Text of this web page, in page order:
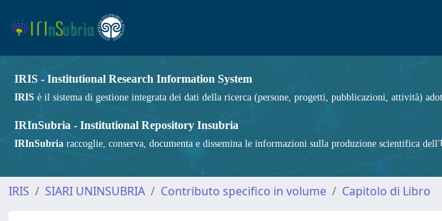
IRIS - Institutional Research Information System
IRIS è il sistema di gestione integrata dei dati della ricerca (persone, progetti, pubblicazioni, attività)
IRInSubria - Institutional Repository Insubria
IRInSubria raccoglie, conserva, documenta e dissemina le informazioni sulla produzione scientifica
IRIS SIARI UNINSUBRIA Contributo specifico in volume Capitolo di Libro